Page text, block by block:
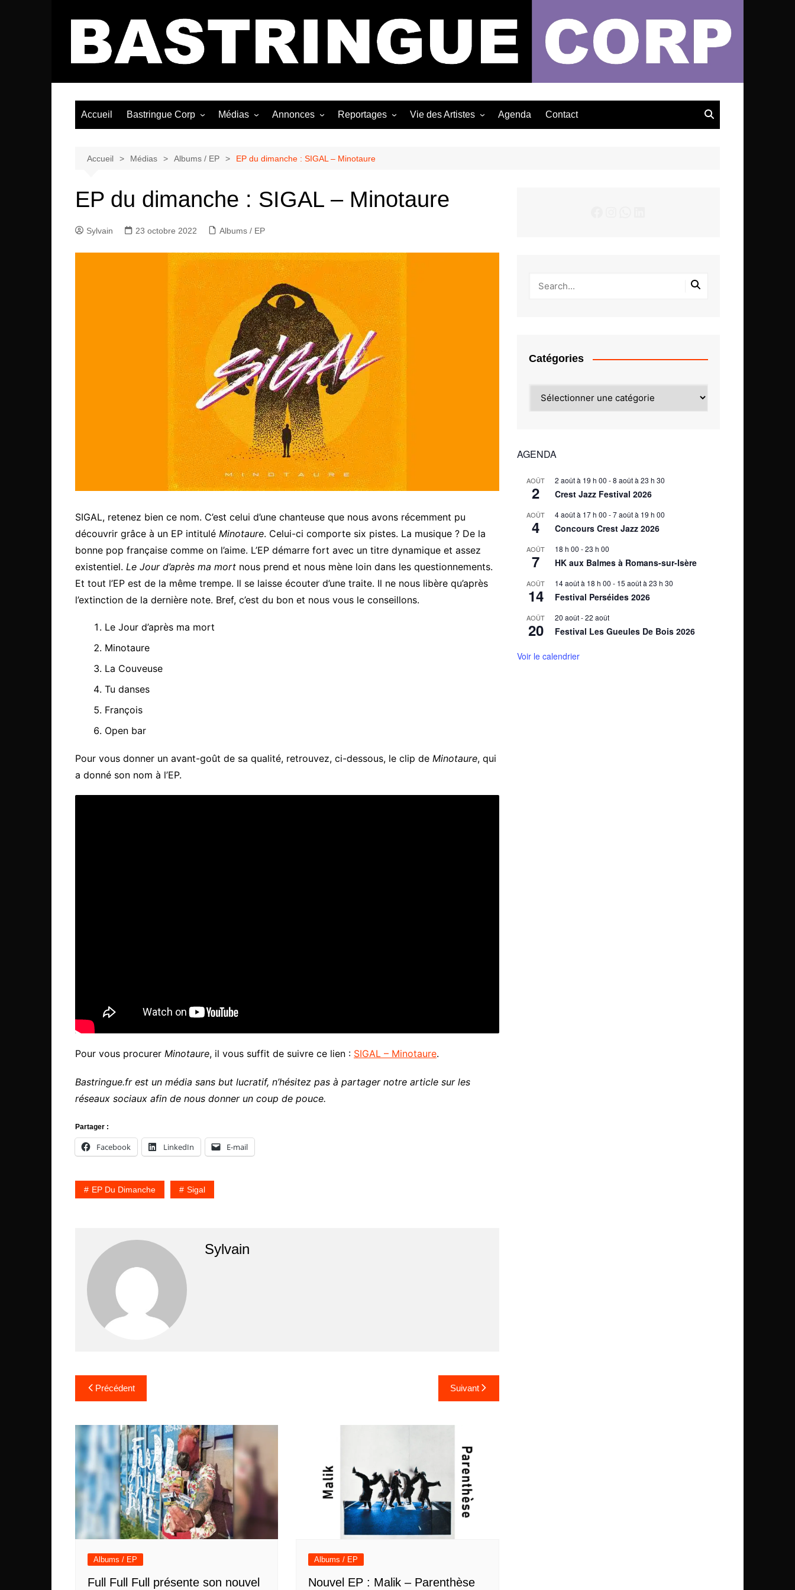
Bastringue Corp – Actualités Musicales
Accueil Bastringue Corp Médias
Albums / EP
Annonces
Les Concerts
Reportages
Photographies
Vie des Artistes Agenda Contact
Accueil Médias Albums / EP EP du dimanche : SIGAL – Minotaure
EP du dimanche : SIGAL – Minotaure
Sylvain 23 octobre 2022 Albums / EP
SIGAL, retenez bien ce nom. C’est celui d’une chanteuse que nous avons récemment pu
découvrir grâce à un EP intitulé Minotaure. Celui-ci comporte six pistes. La musique ? De la
bonne pop française comme on l’aime. L’EP démarre fort avec un titre dynamique et assez
existentiel. Le Jour d’après ma mort nous prend et nous mène loin dans les questionnements.
Et tout l’EP est de la même trempe. Il se laisse écouter d’une traite. Il ne nous libère qu’après
l’extinction de la dernière note. Bref, c’est du bon et nous vous le conseillons.
Le Jour d’après ma mort
Minotaure
La Couveuse
Tu danses
François
Open bar
Pour vous donner un avant-goût de sa qualité, retrouvez, ci-dessous, le clip de Minotaure, qui
a donné son nom à l’EP.
Pour vous procurer Minotaure, il vous suffit de suivre ce lien : SIGAL – Minotaure.
Bastringue.fr est un média sans but lucratif, n’hésitez pas à partager notre article sur les
réseaux sociaux afin de nous donner un coup de pouce.
Partager :
Facebook LinkedIn E-mail
EP Du Dimanche Sigal
Sylvain
Navigation
de
l’article
Précédent Suivant
Albums / EP
Full Full Full présente son nouvel
Albums / EP
Nouvel EP : Malik – Parenthèse
Catégories
AGENDA
AOÛT
2
2 août à 19 h 00 -8 août à 23 h 30
Crest Jazz Festival 2026
AOÛT
4
4 août à 17 h 00 -7 août à 19 h 00
Concours Crest Jazz 2026
AOÛT
7
18 h 00 -23 h 00
HK aux Balmes à Romans-sur-Isère
AOÛT
14
14 août à 18 h 00 - 15 août à 23 h 30
Festival Perséides 2026
AOÛT
20
20 août-22 août
Festival Les Gueules De Bois 2026
Voir le calendrier